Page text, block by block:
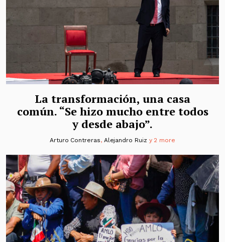
La transformación, una casa
común. “Se hizo mucho entre todos
y desde abajo”.
Arturo Contreras, Alejandro Ruiz y 2 more